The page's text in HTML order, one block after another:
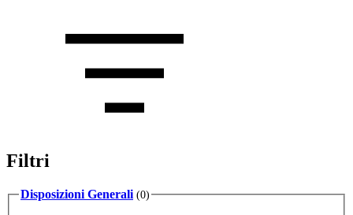
Filtri
Disposizioni Generali (0)